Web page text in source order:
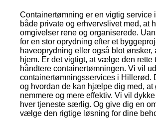
Containertømning er en vigtig
både private og erhvervslivet med, at
omgivelser rene og organiserede.
for en stor oprydning efter et
haveoprydning eller også blot ønsker,
hjem. Er det vigtigt, at vælge den rette
håndtere containertømningen. Vi vil
containertømningsservices i Hillerød.
og hvordan de kan hjælpe dig med, at
nemmere og mere effektiv. Vi vil
hver tjeneste særlig. Og give dig en
vælge den rigtige løsning for dine